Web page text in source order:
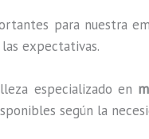
para nuestra
expectativas.
especializado en
según la